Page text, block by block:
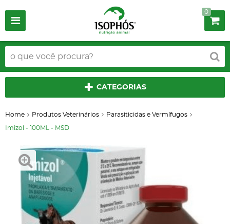
0
CATEGORIAS
Home Produtos Veterinários Parasiticidas e Vermífugos
Imizol - 100ML - MSD